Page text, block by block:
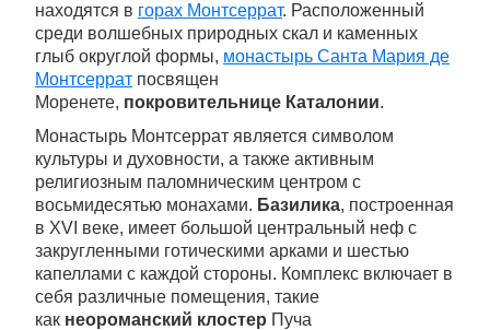
находятся в горах Монтсеррат. Расположенный
среди волшебных природных скал и каменных
глыб округлой формы, монастырь Санта Мария де
Монтсеррат посвящен
Моренете, покровительнице Каталонии.
Монастырь Монтсеррат является символом
культуры и духовности, а также активным
религиозным паломническим центром с
восьмидесятью монахами. Базилика, построенная
в XVI веке, имеет большой центральный неф с
закругленными готическими арками и шестью
капеллами с каждой стороны. Комплекс включает в
себя различные помещения, такие
как неороманский клостер Пуча